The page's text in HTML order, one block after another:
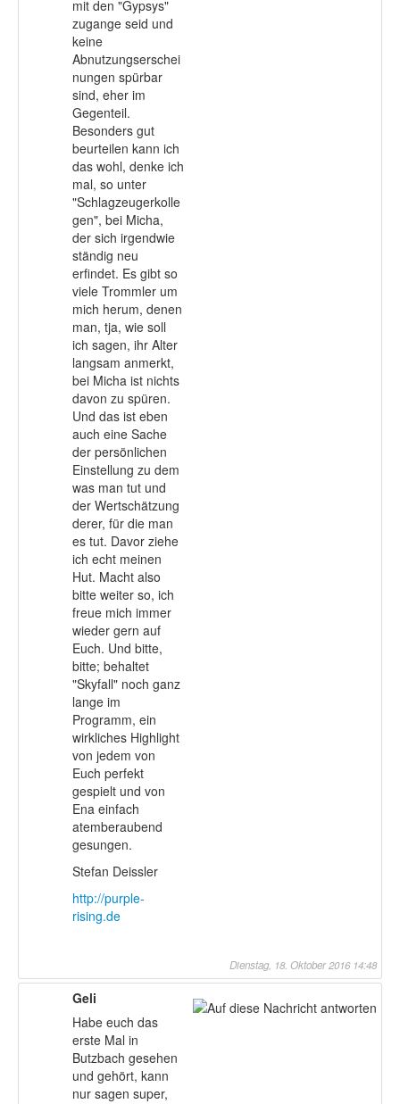
mit den "Gypsys"
zugange seid und
keine
Abnutzungserschei
nungen spürbar
sind, eher im
Gegenteil.
Besonders gut
beurteilen kann ich
das wohl, denke ich
mal, so unter
"Schlagzeugerkolle
gen", bei Micha,
der sich irgendwie
ständig neu
erfindet. Es gibt so
viele Trommler um
mich herum, denen
man, tja, wie soll
ich sagen, ihr Alter
langsam anmerkt,
bei Micha ist nichts
davon zu spüren.
Und das ist eben
auch eine Sache
der persönlichen
Einstellung zu dem
was man tut und
der Wertschätzung
derer, für die man
es tut. Davor ziehe
ich echt meinen
Hut. Macht also
bitte weiter so, ich
freue mich immer
wieder gern auf
Euch. Und bitte,
bitte; behaltet
"Skyfall" noch ganz
lange im
Programm, ein
wirkliches Highlight
von jedem von
Euch perfekt
gespielt und von
Ena einfach
atemberaubend
gesungen.
Stefan Deissler
http://purple-
rising.de
Dienstag, 18. Oktober 2016 14:48
Geli
Habe euch das
erste Mal in
Butzbach gesehen
und gehört, kann
nur sagen super,